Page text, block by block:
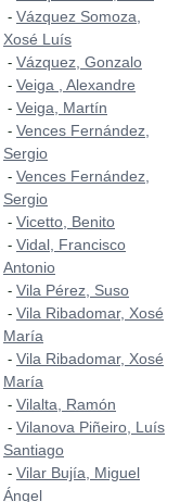
- Vázquez Somoza,
Xosé Luís
- Vázquez, Gonzalo
- Veiga , Alexandre
- Veiga, Martín
- Vences Fernández,
Sergio
- Vences Fernández,
Sergio
- Vicetto, Benito
- Vidal, Francisco
Antonio
- Vila Pérez, Suso
- Vila Ribadomar, Xosé
María
- Vila Ribadomar, Xosé
María
- Vilalta, Ramón
- Vilanova Piñeiro, Luís
Santiago
- Vilar Bujía, Miguel
Ángel